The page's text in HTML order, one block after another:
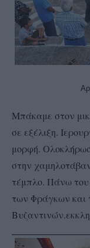
Μπάκαμε στον
σε εξέλιξη.
μορφή.
στην
τέμπλο. Πάνω του
των Φράγκων και
Βυζαντινών.